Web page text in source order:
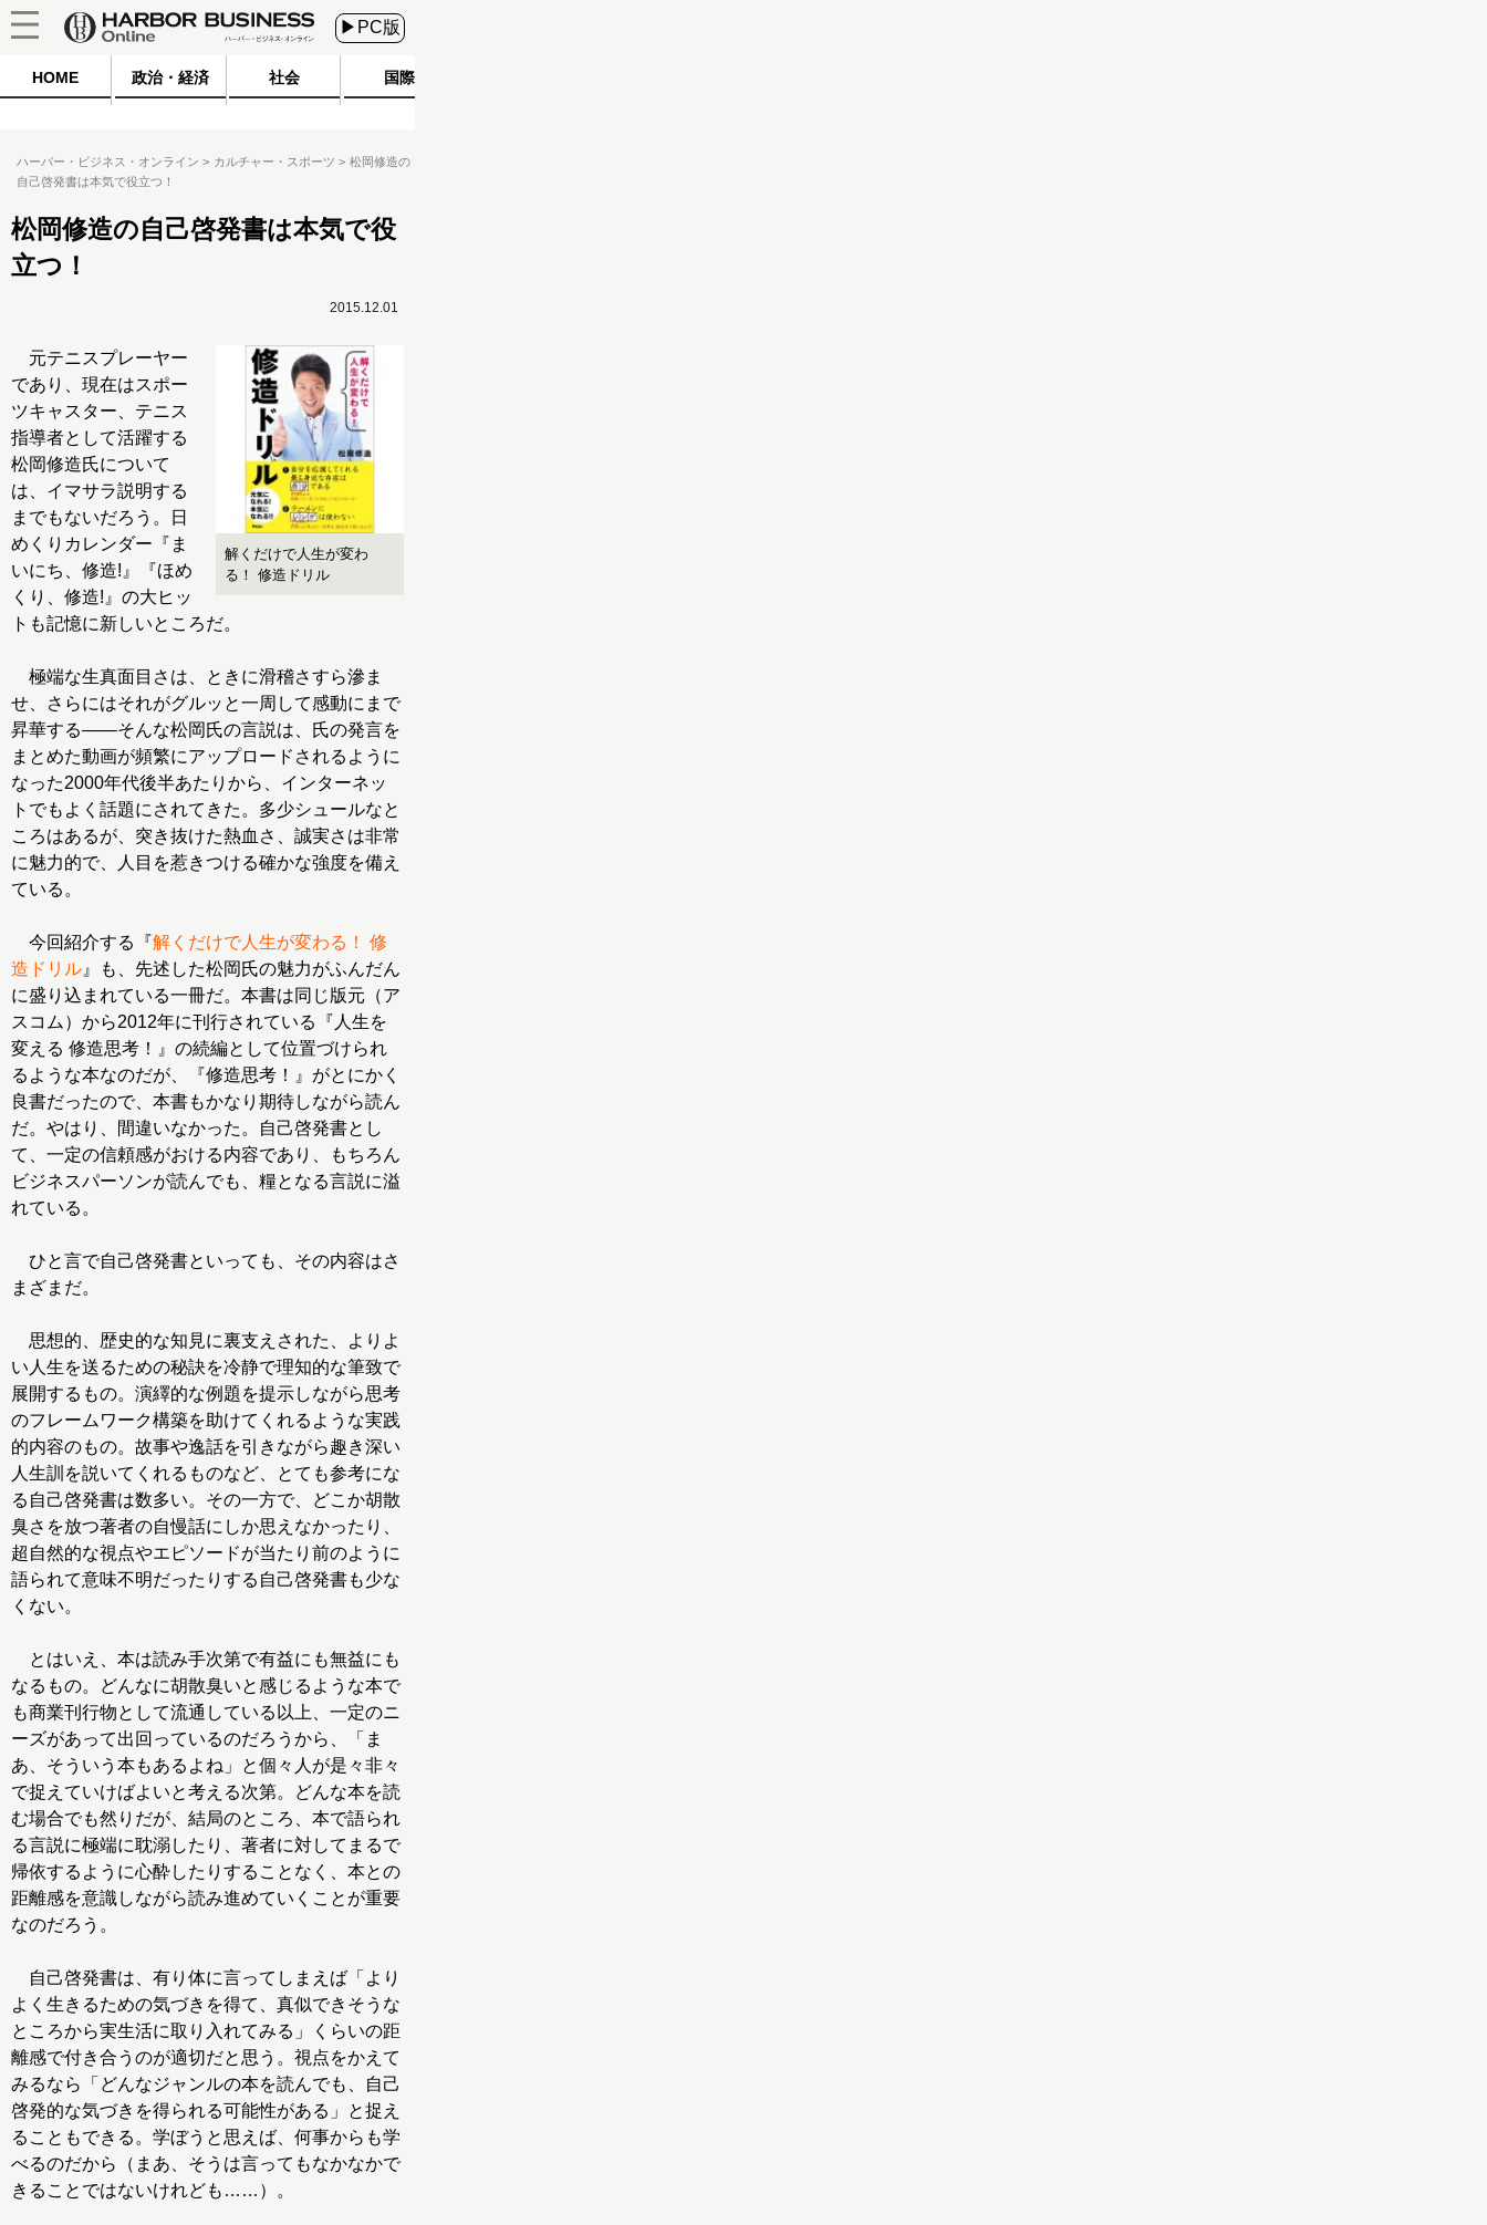
▶PC版
HOME 政治・経済 社会 国際
ハーバー・ビジネス・オンライン カルチャー・スポーツ
松岡修造の
自己啓発書は本気で役立つ！
松岡修造の自己啓発書は本気で役
立つ！
2015.12.01
解くだけで人生が変わ
る！ 修造ドリル
元テニスプレーヤー
であり、現在はスポー
ツキャスター、テニス
指導者として活躍する
松岡修造氏について
は、イマサラ説明する
までもないだろう。日
めくりカレンダー『ま
いにち、修造!』『ほめ
くり、修造!』の大ヒッ
トも記憶に新しいところだ。
極端な生真面目さは、ときに滑稽さすら滲ま
せ、さらにはそれがグルッと一周して感動にまで
昇華する――そんな松岡氏の言説は、氏の発言を
まとめた動画が頻繁にアップロードされるように
なった2000年代後半あたりから、インターネッ
トでもよく話題にされてきた。多少シュールなと
ころはあるが、突き抜けた熱血さ、誠実さは非常
に魅力的で、人目を惹きつける確かな強度を備え
ている。
今回紹介する『解くだけで人生が変わる！ 修
造ドリル 』も、先述した松岡氏の魅力がふんだん
に盛り込まれている一冊だ。本書は同じ版元（ア
スコム）から2012年に刊行されている『人生を
変える 修造思考！』の続編として位置づけられ
るような本なのだが、『修造思考！』がとにかく
良書だったので、本書もかなり期待しながら読ん
だ。やはり、間違いなかった。自己啓発書とし
て、一定の信頼感がおける内容であり、もちろん
ビジネスパーソンが読んでも、糧となる言説に溢
れている。
ひと言で自己啓発書といっても、その内容はさ
まざまだ。
思想的、歴史的な知見に裏支えされた、よりよ
い人生を送るための秘訣を冷静で理知的な筆致で
展開するもの。演繹的な例題を提示しながら思考
のフレームワーク構築を助けてくれるような実践
的内容のもの。故事や逸話を引きながら趣き深い
人生訓を説いてくれるものなど、とても参考にな
る自己啓発書は数多い。その一方で、どこか胡散
臭さを放つ著者の自慢話にしか思えなかったり、
超自然的な視点やエピソードが当たり前のように
語られて意味不明だったりする自己啓発書も少な
くない。
とはいえ、本は読み手次第で有益にも無益にも
なるもの。どんなに胡散臭いと感じるような本で
も商業刊行物として流通している以上、一定のニ
ーズがあって出回っているのだろうから、「ま
あ、そういう本もあるよね」と個々人が是々非々
で捉えていけばよいと考える次第。どんな本を読
む場合でも然りだが、結局のところ、本で語られ
る言説に極端に耽溺したり、著者に対してまるで
帰依するように心酔したりすることなく、本との
距離感を意識しながら読み進めていくことが重要
なのだろう。
自己啓発書は、有り体に言ってしまえば「より
よく生きるための気づきを得て、真似できそうな
ところから実生活に取り入れてみる」くらいの距
離感で付き合うのが適切だと思う。視点をかえて
みるなら「どんなジャンルの本を読んでも、自己
啓発的な気づきを得られる可能性がある」と捉え
ることもできる。学ぼうと思えば、何事からも学
べるのだから（まあ、そうは言ってもなかなかで
きることではないけれども……）。